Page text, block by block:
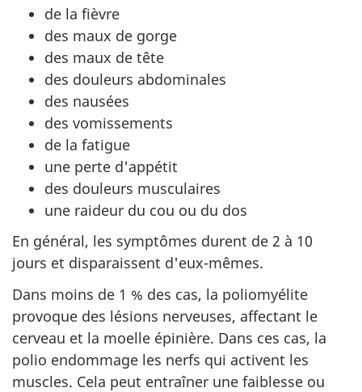
de la fièvre
des maux de gorge
des maux de tête
des douleurs abdominales
des nausées
des vomissements
de la fatigue
une perte d'appétit
des douleurs musculaires
une raideur du cou ou du dos
En général, les symptômes durent de 2 à 10
jours et disparaissent d'eux-mêmes.
Dans moins de 1 % des cas, la poliomyélite
provoque des lésions nerveuses, affectant le
cerveau et la moelle épinière. Dans ces cas, la
polio endommage les nerfs qui activent les
muscles. Cela peut entraîner une faiblesse ou